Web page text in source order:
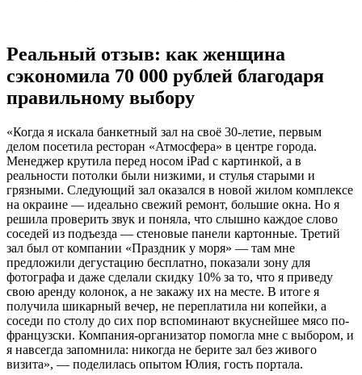
Реальный отзыв: как женщина
сэкономила 70 000 рублей благодаря
правильному выбору
«Когда я искала банкетный зал на своё 30-летие, первым
делом посетила ресторан «Атмосфера» в центре города.
Менеджер крутила перед носом iPad с картинкой, а в
реальности потолки были низкими, и стулья старыми и
грязными. Следующий зал оказался в новой жилом комплексе
на окраине — идеально свежий ремонт, большие окна. Но я
решила проверить звук и поняла, что слышно каждое слово
соседей из подъезда — стеновые панели картонные. Третий
зал был от компании «Праздник у моря» — там мне
предложили дегустацию бесплатно, показали зону для
фотографа и даже сделали скидку 10% за то, что я приведу
свою аренду колонок, а не закажу их на месте. В итоге я
получила шикарный вечер, не переплатила ни копейки, а
соседи по столу до сих пор вспоминают вкуснейшее мясо по-
французски. Компания-организатор помогла мне с выбором, и
я навсегда запомнила: никогда не берите зал без живого
визита», — поделилась опытом Юлия, гость портала.